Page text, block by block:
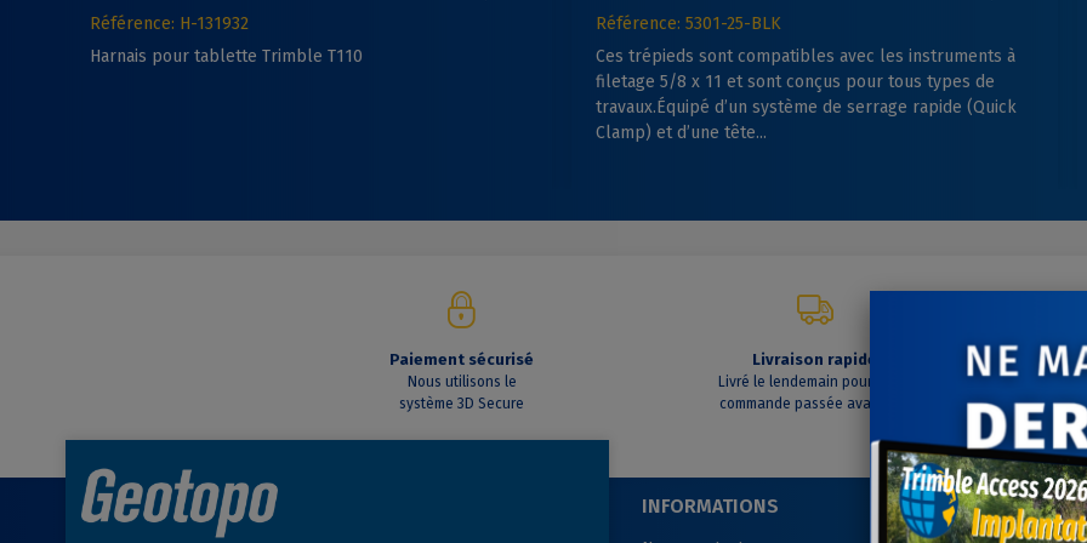
Référence: H-131932
Harnais pour tablette Trimble T110
Référence: 5301-25-BLK
Ces trépieds sont compatibles avec les instruments à
filetage 5/8 x 11 et sont conçus pour tous types de
travaux.Équipé d’un système de serrage rapide (Quick
Clamp) et d’une tête...
Paiement sécurisé
Nous utilisons le
système 3D Secure
Livraison rapide
Livré le lendemain pour toute
commande passée avant 14h
A
SUIVEZ-NOUS
INFORMATIONS